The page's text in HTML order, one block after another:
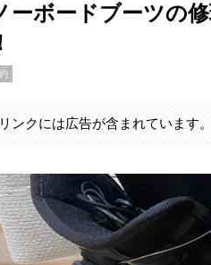
ーボードブーツの
ンクには広告が含まれています